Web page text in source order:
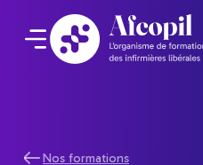
Nos formations